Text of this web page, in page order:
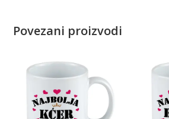
Povezani proizvodi